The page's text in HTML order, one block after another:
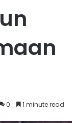
0 1 minute read